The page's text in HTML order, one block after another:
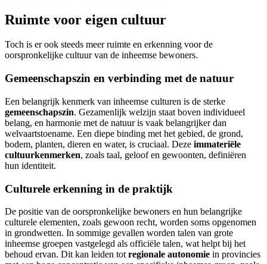
Ruimte voor eigen cultuur
Toch is er ook steeds meer ruimte en erkenning voor de
oorspronkelijke cultuur van de inheemse bewoners.
Gemeenschapszin en verbinding met de natuur
Een belangrijk kenmerk van inheemse culturen is de sterke
gemeenschapszin. Gezamenlijk welzijn staat boven individueel
belang, en harmonie met de natuur is vaak belangrijker dan
welvaartstoename. Een diepe binding met het gebied, de grond,
bodem, planten, dieren en water, is cruciaal. Deze immateriële
cultuurkenmerken, zoals taal, geloof en gewoonten, definiëren
hun identiteit.
Culturele erkenning in de praktijk
De positie van de oorspronkelijke bewoners en hun belangrijke
culturele elementen, zoals gewoon recht, worden soms opgenomen
in grondwetten. In sommige gevallen worden talen van grote
inheemse groepen vastgelegd als officiële talen, wat helpt bij het
behoud ervan. Dit kan leiden tot regionale autonomie in provincies